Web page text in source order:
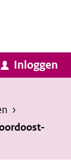
Inloggen
›